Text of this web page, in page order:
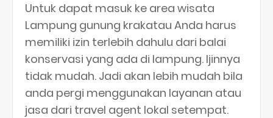
Untuk dapat masuk ke area wisata
Lampung gunung krakatau Anda harus
memiliki izin terlebih dahulu dari balai
konservasi yang ada di lampung. Ijinnya
tidak mudah. Jadi akan lebih mudah bila
anda pergi menggunakan layanan atau
jasa dari travel agent lokal setempat.